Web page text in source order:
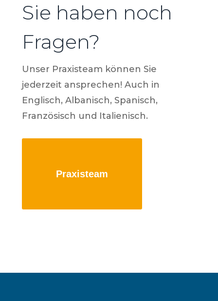
Sie haben noch
Fragen?
Unser Praxisteam können Sie
jederzeit ansprechen! Auch in
Englisch, Albanisch, Spanisch,
Französisch und Italienisch.
Praxisteam